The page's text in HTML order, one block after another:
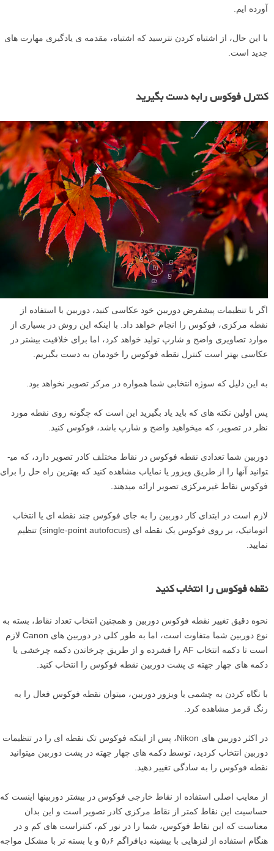
آورده­ ایم.
با این حال، از اشتباه کردن نترسید که اشتباه، مقدمه ­ی یادگیری مهارت­ های
جدید است.
کنترل فوکوس رابه دست بگیرید
اگر با تنظیمات پیشفرض دوربین خود عکاسی کنید، دوربین با استفاده از
نقطه مرکزی، فوکوس را انجام خواهد داد. با اینکه این روش در بسیاری از
موارد تصاویری واضح و شارپ تولید خواهد کرد، اما برای خلاقیت بیشتر در
عکاسی بهتر است کنترل نقطه فوکوس را خودمان به دست بگیریم.
به این دلیل که سوژه­ انتخابی شما همواره در مرکز تصویر نخواهد بود.
پس اولین نکته های که باید یاد بگیرید این است که چگونه روی نقطه­ مورد
نظر در تصویر، که می­خواهید واضح و شارپ باشد، فوکوس کنید.
دوربین شما تعدادی نقطه فوکوس در نقاط مختلف کادر تصویر دارد، که می­
توانید آن­ها را از طریق ویزور یا نمایاب مشاهده کنید که بهترین راه­ حل را برای
فوکوس نقاط غیرمرکزی تصویر ارائه می­دهند.
لازم است در ابتدای کار دوربین را به جای فوکوس چند نقطه ای یا انتخاب
اتوماتیک، بر روی فوکوس یک نقطه ­ای (single-point autofocus) تنظیم
نمایید.
نقطه فوکوس را انتخاب کنید
نحوه­ دقیق تغییر نقطه فوکوس دوربین و همچنین انتخاب تعداد نقاط، بسته به
نوع دوربین شما متفاوت است، اما به طور کلی در دوربین­ های Canon لازم
است تا دکمه­ انتخاب AF را فشرده و از طریق چرخاندن دکمه چرخشی یا
دکمه­ های چهار جهته­ ی پشت دوربین نقطه فوکوس را انتخاب کنید.
با نگاه کردن به چشمی یا ویزور دوربین، می­توان نقطه فوکوس فعال را به
رنگ قرمز مشاهده کرد.
در اکثر دوربین­ های Nikon، پس از اینکه فوکوس تک نقطه ای را در تنظیمات
دوربین انتخاب کردید، توسط دکمه­ های چهار جهته­ در پشت دوربین می­توانید
نقطه فوکوس را به سادگی تغییر دهید.
از معایب اصلی استفاده از نقاط خارجی فوکوس در بیشتر دوربین­ها اینست که
حساسیت این نقاط کمتر از نقاط مرکزی کادر تصویر است و این بدان
معناست که این نقاط فوکوس، شما را در نور کم، کنتراست­ های کم و در
هنگام استفاده از لنزهایی با بیشینه دیافراگم ۵٫۶ و یا بسته تر با مشکل مواجه